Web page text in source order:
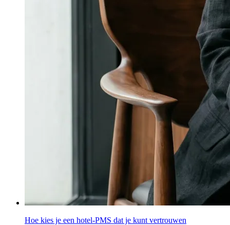
Hoe kies je een hotel-PMS dat je kunt vertrouwen